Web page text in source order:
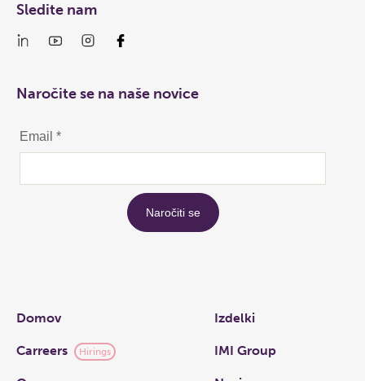
Links
Domov Izdelki
Carreers Hirings IMI Group
Sledite nam
Naročite se na naše novice